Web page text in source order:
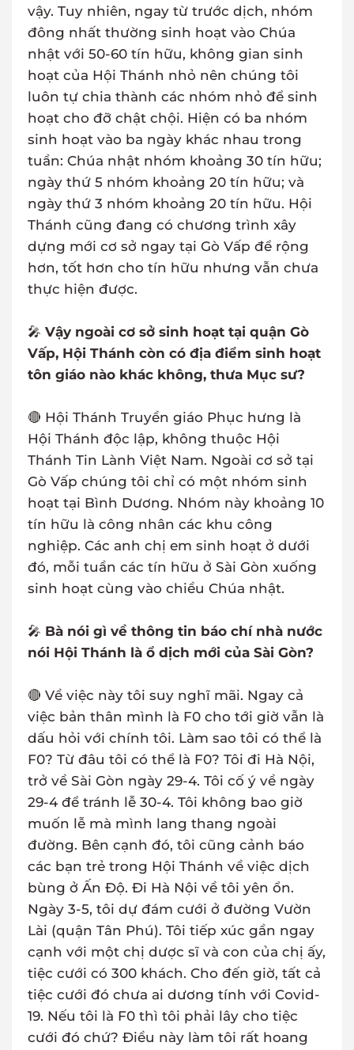
vậy. Tuy nhiên, ngay từ trước dịch, nhóm
đông nhất thường sinh hoạt vào Chúa
nhật với 50-60 tín hữu, không gian sinh
hoạt của Hội Thánh nhỏ nên chúng tôi
luôn tự chia thành các nhóm nhỏ để sinh
hoạt cho đỡ chật chội. Hiện có ba nhóm
sinh hoạt vào ba ngày khác nhau trong
tuần: Chúa nhật nhóm khoảng 30 tín hữu;
ngày thứ 5 nhóm khoảng 20 tín hữu; và
ngày thứ 3 nhóm khoảng 20 tín hữu. Hội
Thánh cũng đang có chương trình xây
dựng mới cơ sở ngay tại Gò Vấp để rộng
hơn, tốt hơn cho tín hữu nhưng vẫn chưa
thực hiện được.
🎤 Vậy ngoài cơ sở sinh hoạt tại quận Gò
Vấp, Hội Thánh còn có địa điểm sinh hoạt
tôn giáo nào khác không, thưa Mục sư?
🔴 Hội Thánh Truyền giáo Phục hưng là
Hội Thánh độc lập, không thuộc Hội
Thánh Tin Lành Việt Nam. Ngoài cơ sở tại
Gò Vấp chúng tôi chỉ có một nhóm sinh
hoạt tại Bình Dương. Nhóm này khoảng 10
tín hữu là công nhân các khu công
nghiệp. Các anh chị em sinh hoạt ở dưới
đó, mỗi tuần các tín hữu ở Sài Gòn xuống
sinh hoạt cùng vào chiều Chúa nhật.
🎤 Bà nói gì về thông tin báo chí nhà nước
nói Hội Thánh là ổ dịch mới của Sài Gòn?
🔴 Về việc này tôi suy nghĩ mãi. Ngay cả
việc bản thân mình là F0 cho tới giờ vẫn là
dấu hỏi với chính tôi. Làm sao tôi có thể là
F0? Từ đâu tôi có thể là F0? Tôi đi Hà Nội,
trở về Sài Gòn ngày 29-4. Tôi cố ý về ngày
29-4 để tránh lễ 30-4. Tôi không bao giờ
muốn lễ mà mình lang thang ngoài
đường. Bên cạnh đó, tôi cũng cảnh báo
các bạn trẻ trong Hội Thánh về việc dịch
bùng ở Ấn Độ. Đi Hà Nội về tôi yên ổn.
Ngày 3-5, tôi dự đám cưới ở đường Vườn
Lài (quận Tân Phú). Tôi tiếp xúc gần ngay
cạnh với một chị dược sĩ và con của chị ấy,
tiệc cưới có 300 khách. Cho đến giờ, tất cả
tiệc cưới đó chưa ai dương tính với Covid-
19. Nếu tôi là F0 thì tôi phải lây cho tiệc
cưới đó chứ? Điều này làm tôi rất hoang